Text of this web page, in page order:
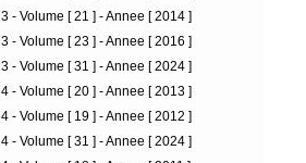
3 - Volume [ 21 ] - Annee [ 2014 ]
3 - Volume [ 23 ] - Annee [ 2016 ]
3 - Volume [ 31 ] - Annee [ 2024 ]
4 - Volume [ 20 ] - Annee [ 2013 ]
4 - Volume [ 19 ] - Annee [ 2012 ]
4 - Volume [ 31 ] - Annee [ 2024 ]